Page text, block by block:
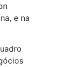
e na